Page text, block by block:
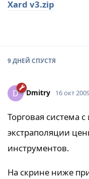
Xard v3.zip
9 ДНЕЙ СПУСТЯ
D Dmitry 16 окт
Торговая система
экстраполяции
инструментов.
На скрине ниже